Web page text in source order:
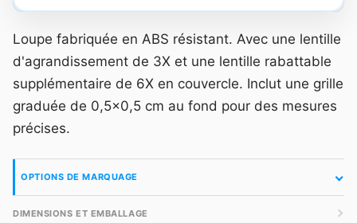
Loupe fabriquée en ABS résistant. Avec une lentille
d'agrandissement de 3X et une lentille rabattable
supplémentaire de 6X en couvercle. Inclut une grille
graduée de 0,5x0,5 cm au fond pour des mesures
précises.
OPTIONS DE MARQUAGE
DIMENSIONS ET EMBALLAGE